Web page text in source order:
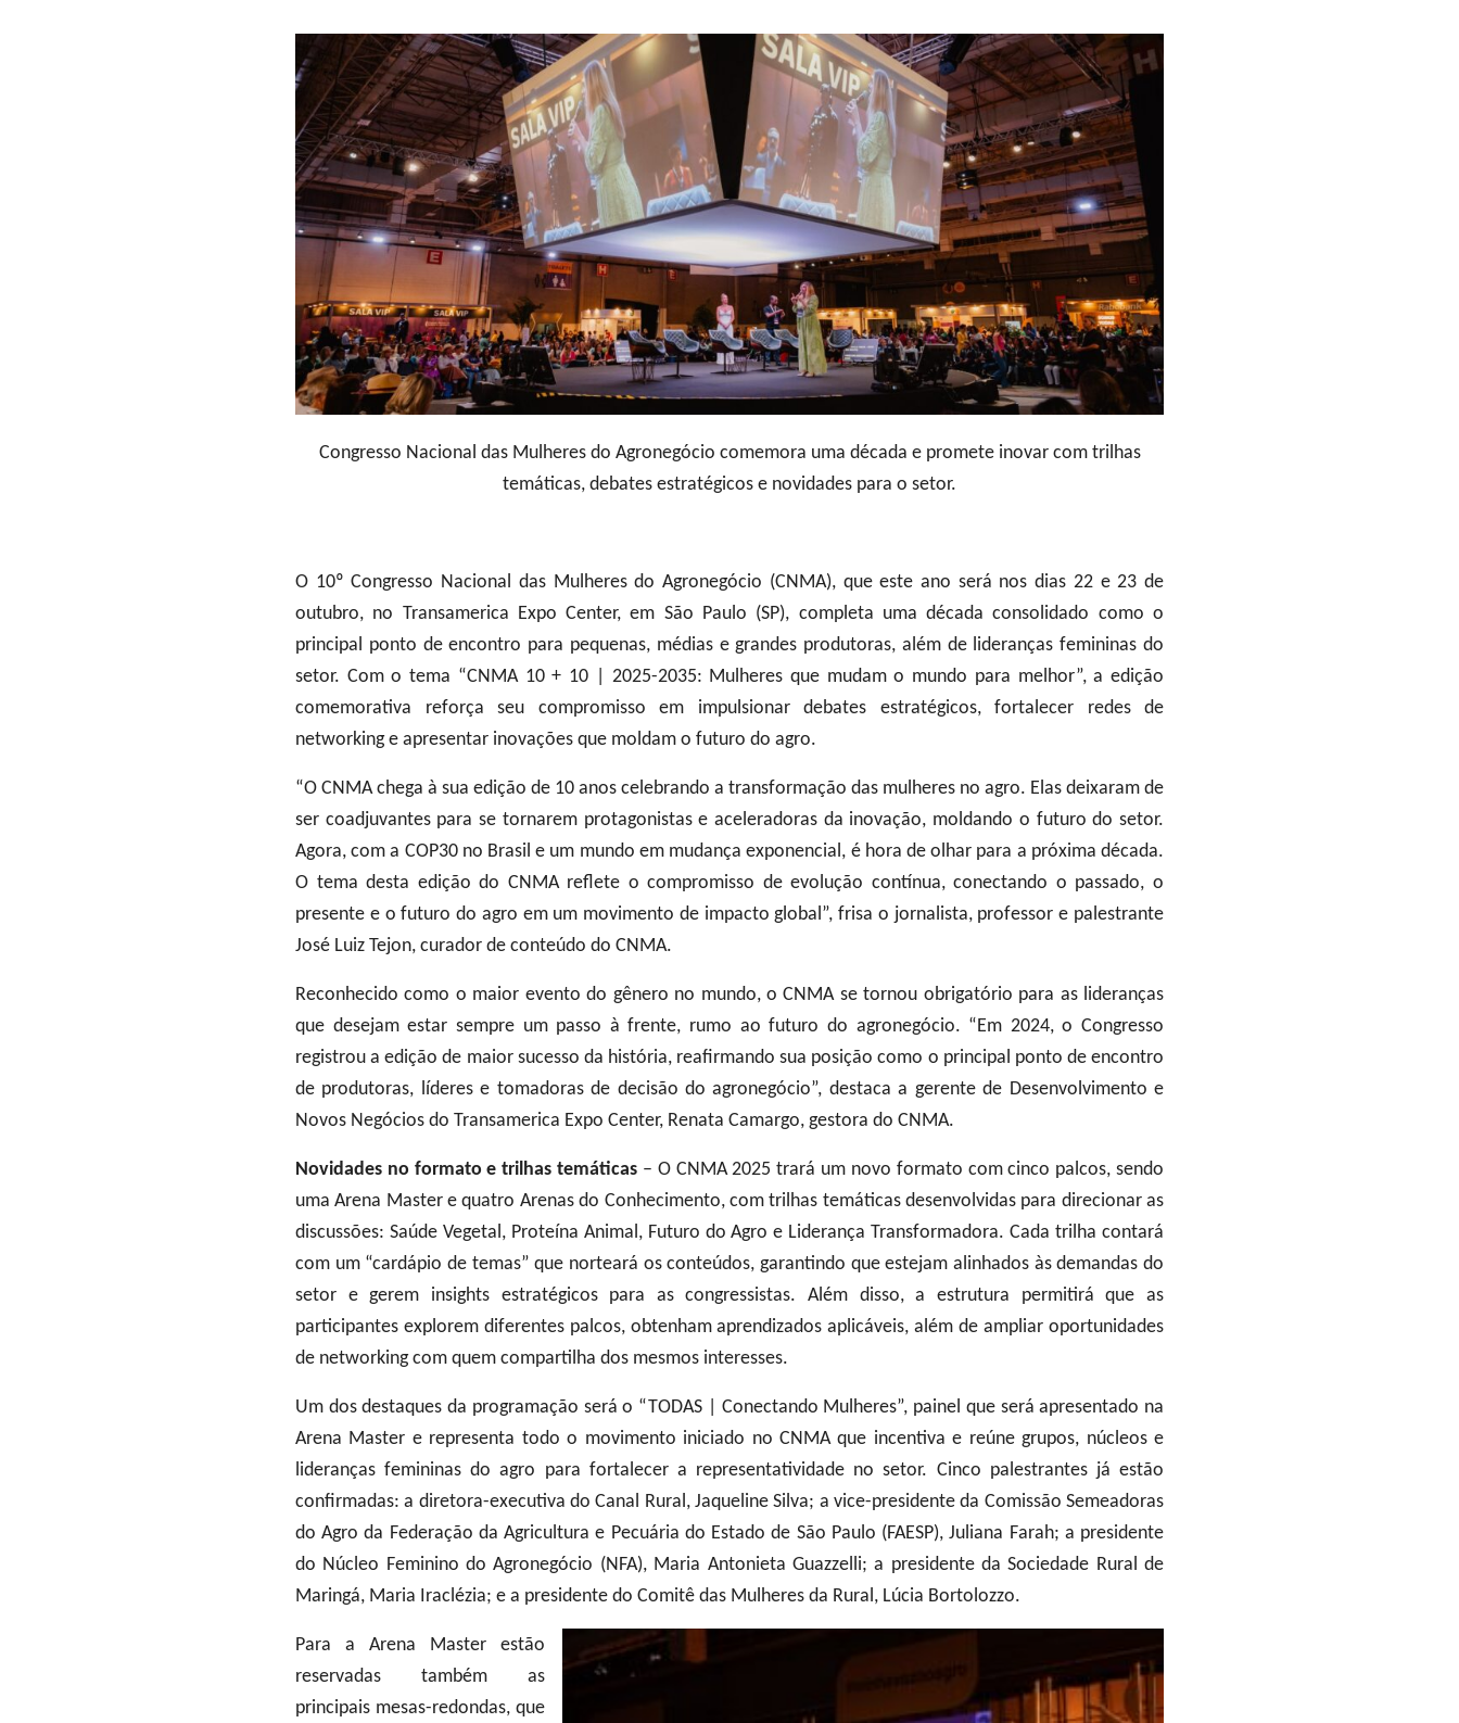
Congresso Nacional das Mulheres do Agronegócio comemora uma década e promete inovar com trilhas
temáticas, debates estratégicos e novidades para o setor.
O 10º Congresso Nacional das Mulheres do Agronegócio (CNMA), que este ano será nos dias 22 e 23 de
outubro, no Transamerica Expo Center, em São Paulo (SP), completa uma década consolidado como o
principal ponto de encontro para pequenas, médias e grandes produtoras, além de lideranças femininas do
setor. Com o tema “CNMA 10 + 10 | 2025-2035: Mulheres que mudam o mundo para melhor”, a edição
comemorativa reforça seu compromisso em impulsionar debates estratégicos, fortalecer redes de
networking e apresentar inovações que moldam o futuro do agro.
“O CNMA chega à sua edição de 10 anos celebrando a transformação das mulheres no agro. Elas deixaram de
ser coadjuvantes para se tornarem protagonistas e aceleradoras da inovação, moldando o futuro do setor.
Agora, com a COP30 no Brasil e um mundo em mudança exponencial, é hora de olhar para a próxima década.
O tema desta edição do CNMA reflete o compromisso de evolução contínua, conectando o passado, o
presente e o futuro do agro em um movimento de impacto global”, frisa o jornalista, professor e palestrante
José Luiz Tejon, curador de conteúdo do CNMA.
Reconhecido como o maior evento do gênero no mundo, o CNMA se tornou obrigatório para as lideranças
que desejam estar sempre um passo à frente, rumo ao futuro do agronegócio. “Em 2024, o Congresso
registrou a edição de maior sucesso da história, reafirmando sua posição como o principal ponto de encontro
de produtoras, líderes e tomadoras de decisão do agronegócio”, destaca a gerente de Desenvolvimento e
Novos Negócios do Transamerica Expo Center, Renata Camargo, gestora do CNMA.
Novidades no formato e trilhas temáticas – O CNMA 2025 trará um novo formato com cinco palcos, sendo
uma Arena Master e quatro Arenas do Conhecimento, com trilhas temáticas desenvolvidas para direcionar as
discussões: Saúde Vegetal, Proteína Animal, Futuro do Agro e Liderança Transformadora. Cada trilha contará
com um “cardápio de temas” que norteará os conteúdos, garantindo que estejam alinhados às demandas do
setor e gerem insights estratégicos para as congressistas. Além disso, a estrutura permitirá que as
participantes explorem diferentes palcos, obtenham aprendizados aplicáveis, além de ampliar oportunidades
de networking com quem compartilha dos mesmos interesses.
Um dos destaques da programação será o “TODAS | Conectando Mulheres”, painel que será apresentado na
Arena Master e representa todo o movimento iniciado no CNMA que incentiva e reúne grupos, núcleos e
lideranças femininas do agro para fortalecer a representatividade no setor. Cinco palestrantes já estão
confirmadas: a diretora-executiva do Canal Rural, Jaqueline Silva; a vice-presidente da Comissão Semeadoras
do Agro da Federação da Agricultura e Pecuária do Estado de São Paulo (FAESP), Juliana Farah; a presidente
do Núcleo Feminino do Agronegócio (NFA), Maria Antonieta Guazzelli; a presidente da Sociedade Rural de
Maringá, Maria Iraclézia; e a presidente do Comitê das Mulheres da Rural, Lúcia Bortolozzo.
Para a Arena Master estão
reservadas também as
principais mesas-redondas, que